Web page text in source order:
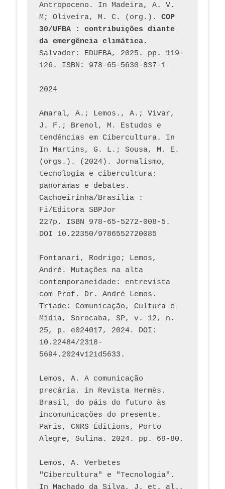
Antropoceno. In Madeira, A. V.
M; Oliveira, M. C. (org.). COP
30/UFBA : contribuições diante
da emergência climática.
Salvador: EDUFBA, 2025. pp. 119-
126. ISBN: 978-65-5630-837-1
2024
Amaral, A.; Lemos., A.; Vivar,
J. F.; Brenol, M. Estudos e
tendências em Cibercultura. In
In Martins, G. L.; Sousa, M. E.
(orgs.). (2024). Jornalismo,
tecnologia e cibercultura:
panoramas e debates.
Cachoeirinha/Brasília :
Fi/Editora SBPJor
227p. ISBN 978-65-5272-008-5.
DOI 10.22350/9786552720085
Fontanari, Rodrigo; Lemos,
André. Mutações na alta
contemporaneidade: entrevista
com Prof. Dr. André Lemos.
Tríade: Comunicação, Cultura e
Mídia, Sorocaba, SP, v. 12, n.
25, p. e024017, 2024. DOI:
10.22484/2318-
5694.2024v12id5633.
Lemos, A. A comunicação
precária. in Revista Hermès.
Brasil, do páis do futuro às
incomunicações do presente.
Paris, CNRS Éditions, Porto
Lemos, A. Verbetes
"Cibercultura" e "Tecnologia".
In Machado da Silva, J. et. al.,